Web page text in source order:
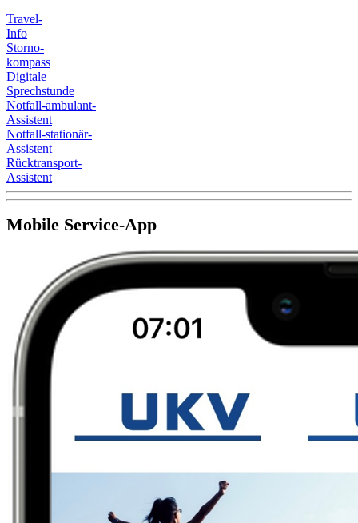
Travel-
Info
Storno-
kompass
Digitale
Sprechstunde
Notfall-ambulant-
Assistent
Notfall-stationär-
Assistent
Rücktransport-
Assistent
Mobile Service-App